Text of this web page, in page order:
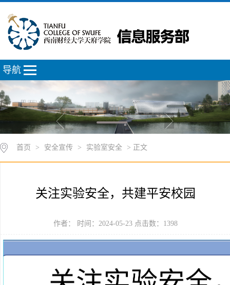
导航
首页 > 安全宣传 > 实验室安全 > 正文
关注实验安全，共建平安校园
作者： 时间：2024-05-23 点击数： 1398